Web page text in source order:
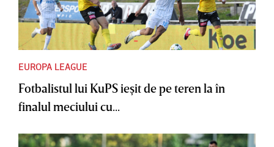
EUROPA LEAGUE
Fotbalistul lui KuPS ieşit de pe teren la în
finalul meciului cu...